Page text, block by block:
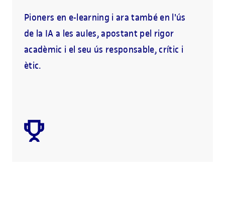
Pioners en e-learning i ara també en l'ús
de la IA a les aules, apostant pel rigor
acadèmic i el seu ús responsable, crític i
ètic.